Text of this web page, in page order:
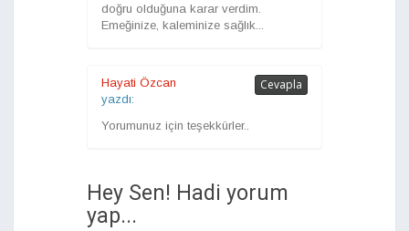
doğru olduğuna karar verdim.
Emeğinize, kaleminize sağlık...
Hayati Özcan
yazdı:
Cevapla
Yorumunuz için teşekkürler..
Hey Sen! Hadi yorum
yap...